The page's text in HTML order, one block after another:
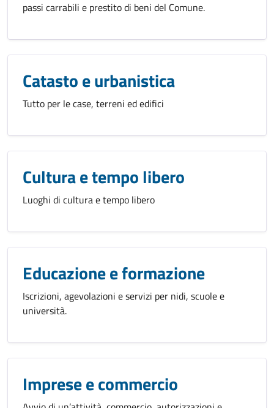
passi carrabili e prestito di beni del Comune.
Catasto e urbanistica
Tutto per le case, terreni ed edifici
Cultura e tempo libero
Luoghi di cultura e tempo libero
Educazione e formazione
Iscrizioni, agevolazioni e servizi per nidi, scuole e
università.
Imprese e commercio